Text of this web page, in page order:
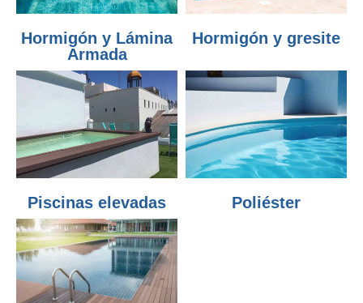
Hormigón y Lámina
Armada
Hormigón y gresite
Piscinas elevadas Poliéster